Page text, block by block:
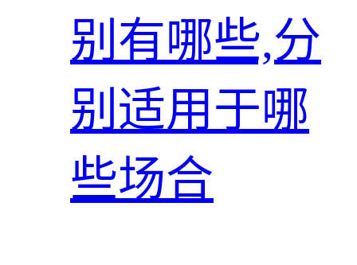
别有哪些,分
别适用于哪
些场合